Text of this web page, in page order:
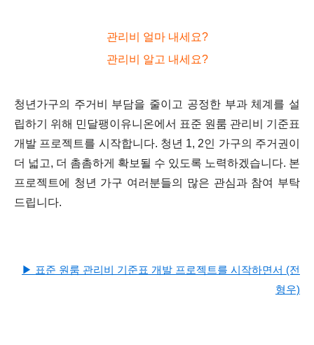
관리비 얼마 내세요?
관리비 알고 내세요?
청년가구의 주거비 부담을 줄이고 공정한 부과 체계를 설
립하기 위해 민달팽이유니온에서 표준 원룸 관리비 기준표
개발 프로젝트를 시작합니다. 청년 1, 2인 가구의 주거권이
더 넓고, 더 촘촘하게 확보될 수 있도록 노력하겠습니다. 본
프로젝트에 청년 가구 여러분들의 많은 관심과 참여 부탁
드립니다.
▶ 표준 원룸 관리비 기준표 개발 프로젝트를 시작하면서 (전
형우)